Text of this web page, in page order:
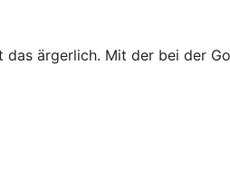
ärgerlich. Mit der bei der